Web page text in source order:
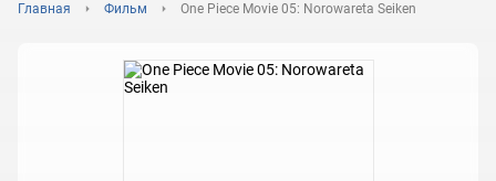
Главная Фильм One Piece Movie 05: Norowareta Seiken